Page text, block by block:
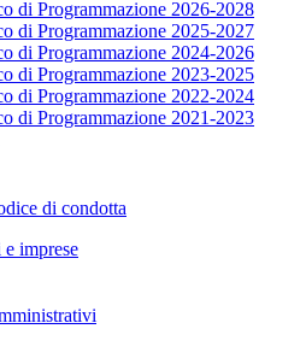
di Programmazione 2026-2028
di Programmazione 2025-2027
di Programmazione 2024-2026
di Programmazione 2023-2025
di Programmazione 2022-2024
di Programmazione 2021-2023
di condotta
imprese